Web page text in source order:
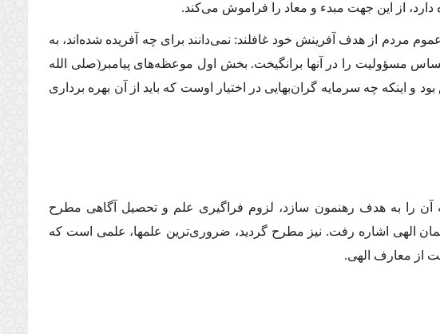
دارد، از این جهت مبدء و معاد را فراموش مى‌كند.
مردم از هدف آفرینش خود غافلند: نمى‌دانند براى چه آفریده شده‌اند، به
احساس مسؤولیت را در آنها برانگیخت. بخش اول موعظه‌هاى پیامبر(صلى الله
اینكه چه سرمایه گران‌بهایى در اختیار اوست كه باید از آن بهره بردارى
را به هدف رهنمون سازد، لزوم فراگیرى علم و تحصیل آگاهى مطرح
الهى اشاره رفت. نیز مطرح گردید، ضرورى‌ترین علمها، علمى است كه
از معارف الهى.